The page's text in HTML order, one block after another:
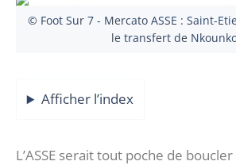
© Foot Sur 7 - Mercato ASSE : Saint-
le transfert de
Afficher l’index
L’ASSE serait tout poche de